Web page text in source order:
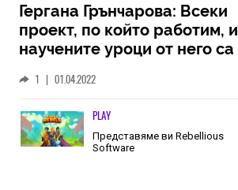
Гергана Грънчарова: Всеки
проект, по който работим, и
научените уроци от него са
който трябва да извървим
като екип (ИНТЕРВЮ)
1 | 01.04.2022
PLAY
Представяме ви Rebellious
Software